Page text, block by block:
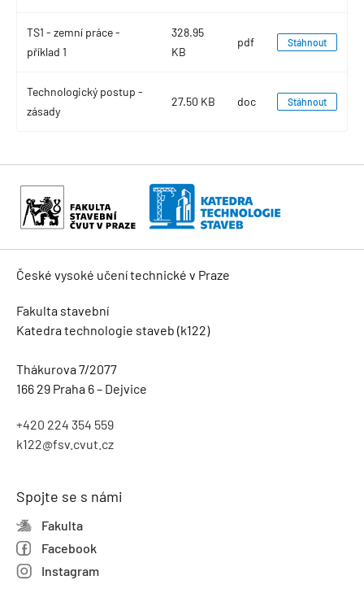
TS1 - zemní práce -
příklad 1
328.95
KB
pdf Stáhnout
Technologický postup -
zásady
27.50 KB doc Stáhnout
České vysoké učení technické v Praze
Fakulta stavební
Katedra technologie staveb (k122)
Thákurova 7/2077
166 29 Praha 6 – Dejvice
+420 224 354 559
k122@fsv.cvut.cz
Spojte se s námi
Fakulta
Facebook
Instagram